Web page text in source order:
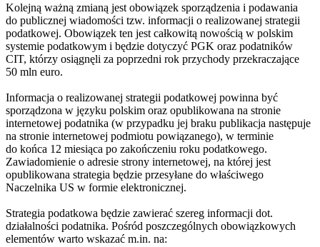
Kolejną ważną zmianą jest obowiązek sporządzenia i podawania
do publicznej wiadomości tzw. informacji o realizowanej strategii
podatkowej. Obowiązek ten jest całkowitą nowością w polskim
systemie podatkowym i będzie dotyczyć PGK oraz podatników
CIT, którzy osiągnęli za poprzedni rok przychody przekraczające
50 mln euro.
Informacja o realizowanej strategii podatkowej powinna być
sporządzona w języku polskim oraz opublikowana na stronie
internetowej podatnika (w przypadku jej braku publikacja następuje
na stronie internetowej podmiotu powiązanego), w terminie
do końca 12 miesiąca po zakończeniu roku podatkowego.
Zawiadomienie o adresie strony internetowej, na której jest
opublikowana strategia będzie przesyłane do właściwego
Naczelnika US w formie elektronicznej.
Strategia podatkowa będzie zawierać szereg informacji dot.
działalności podatnika. Pośród poszczególnych obowiązkowych
elementów warto wskazać m.in. na: